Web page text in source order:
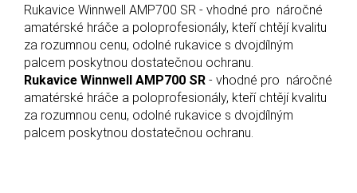
Rukavice Winnwell AMP700 SR - vhodné pro náročné
amatérské hráče a poloprofesionály, kteří chtějí kvalitu
za rozumnou cenu, odolné rukavice s dvojdílným
palcem poskytnou dostatečnou ochranu.
Rukavice Winnwell AMP700 SR - vhodné pro náročné
amatérské hráče a poloprofesionály, kteří chtějí kvalitu
za rozumnou cenu, odolné rukavice s dvojdílným
palcem poskytnou dostatečnou ochranu.